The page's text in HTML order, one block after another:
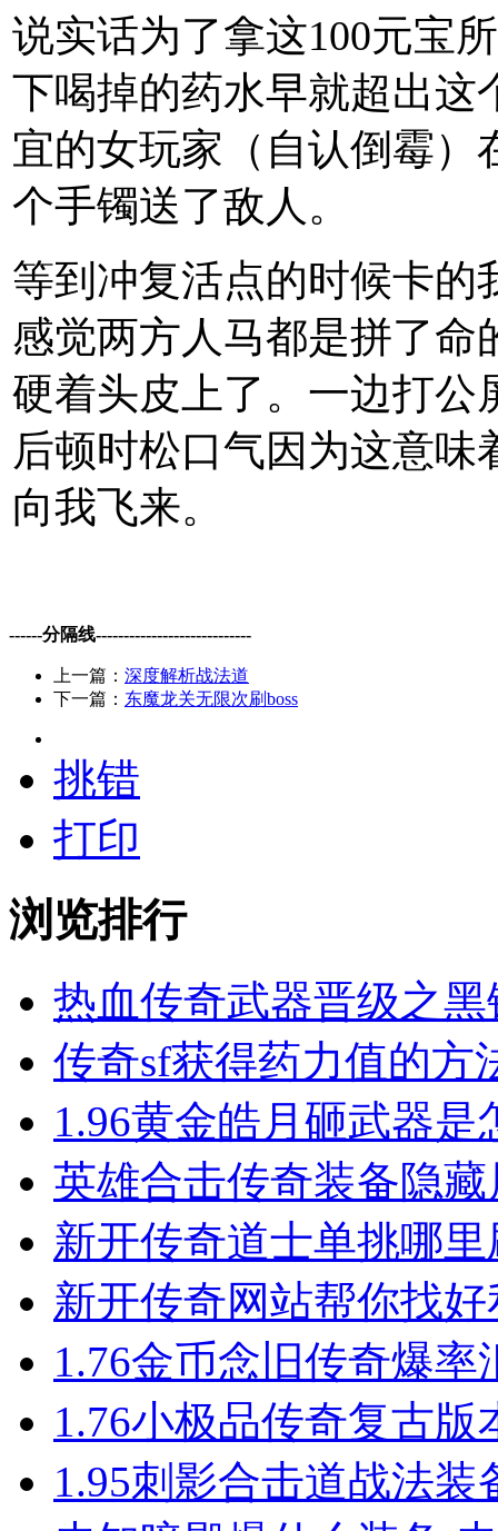
说实话为了拿这100元宝
下喝掉的药水早就超出这
宜的女玩家（自认倒霉）
个手镯送了敌人。
等到冲复活点的时候卡的
感觉两方人马都是拼了命
硬着头皮上了。一边打公
后顿时松口气因为这意
向我飞来。
------分隔线----------------------------
上一篇： 深度解析战法道
下一篇： 东魔龙关无限次刷boss
挑错
打印
浏览排行
热血传奇武器晋级之
传奇sf获得药力值的方
1.96黄金皓月砸武器
英雄合击​传奇装备隐
新开传奇道士单挑哪
新开传奇网站帮你找
1.76金币念旧传奇爆率
1.76小极品传奇复古
1.95刺影合击道战法